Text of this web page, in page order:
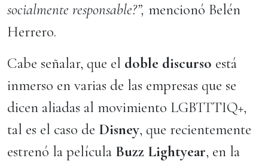
socialmente responsable?”, mencionó Belén
Herrero.
Cabe señalar, que el doble discurso está
inmerso en varias de las empresas que se
dicen aliadas al movimiento LGBTTTIQ+,
tal es el caso de Disney, que recientemente
estrenó la película Buzz Lightyear, en la